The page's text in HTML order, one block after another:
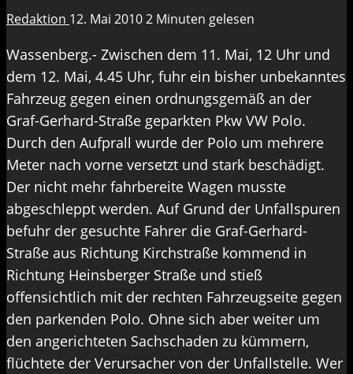
Redaktion 12. Mai 20102 Minuten gelesen
Wassenberg.- Zwischen dem 11. Mai, 12 Uhr und
dem 12. Mai, 4.45 Uhr, fuhr ein bisher unbekanntes
Fahrzeug gegen einen ordnungsgemäß an der
Graf-Gerhard-Straße geparkten Pkw VW Polo.
Durch den Aufprall wurde der Polo um mehrere
Meter nach vorne versetzt und stark beschädigt.
Der nicht mehr fahrbereite Wagen musste
abgeschleppt werden. Auf Grund der Unfallspuren
befuhr der gesuchte Fahrer die Graf-Gerhard-
Straße aus Richtung Kirchstraße kommend in
Richtung Heinsberger Straße und stieß
offensichtlich mit der rechten Fahrzeugseite gegen
den parkenden Polo. Ohne sich aber weiter um
den angerichteten Sachschaden zu kümmern,
flüchtete der Verursacher von der Unfallstelle. Wer